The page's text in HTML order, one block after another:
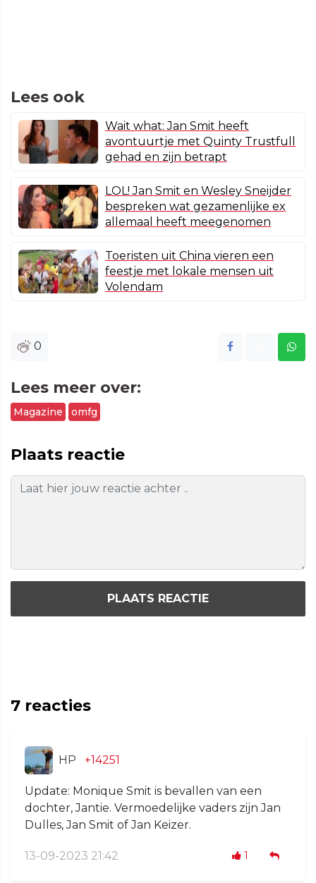
Lees ook
Wait what: Jan Smit heeft
avontuurtje met Quinty Trustfull
gehad en zijn betrapt
LOL! Jan Smit en Wesley Sneijder
bespreken wat gezamenlijke ex
allemaal heeft meegenomen
Toeristen uit China vieren een
feestje met lokale mensen uit
Volendam
0
Lees meer over:
Magazine omfg
Plaats reactie
PLAATS REACTIE
7 reacties
HP +14251
Update: Monique Smit is bevallen van een
dochter, Jantie. Vermoedelijke vaders zijn Jan
Dulles, Jan Smit of Jan Keizer.
13-09-2023 21:42 1